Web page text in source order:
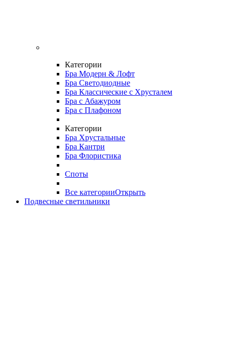
Категории
Бра Модерн & Лофт
Бра Светодиодные
Бра Классические с Хрусталем
Бра с Абажуром
Бра с Плафоном
Категории
Бра Хрустальные
Бра Кантри
Бра Флористика
Споты
Все категорииОткрыть
Подвесные светильники